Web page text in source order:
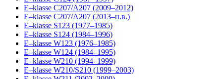
E–klasse C207/A207 (2009–2012)
E–klasse C207/A207 (2013–н.в.)
E–klasse S123 (1977–1985)
E–klasse S124 (1984–1996)
E–klasse W123 (1976–1985)
E–klasse W124 (1984–1995)
E–klasse W210 (1994–1999)
E–klasse W210/S210 (1999–2003)